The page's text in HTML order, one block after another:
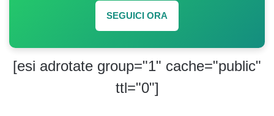
SEGUICI ORA
[esi adrotate group="1" cache="public"
ttl="0"]